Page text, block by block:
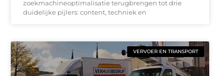
zoekmachineoptimalisatie terugbrengen tot drie
duidelijke pijlers: content, techniek en
VERVOER EN TRANSPORT